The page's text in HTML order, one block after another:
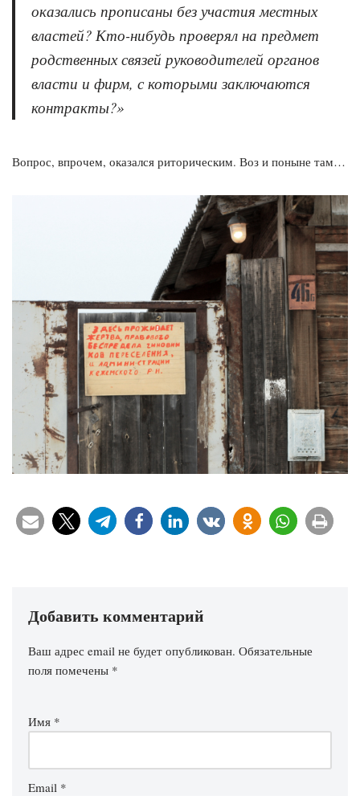
оказались прописаны без участия местных
властей? Кто-нибудь проверял на предмет
родственных связей руководителей органов
власти и фирм, с которыми заключаются
контракты?»
Вопрос, впрочем, оказался риторическим. Воз и поныне там…
Добавить комментарий
Ваш адрес email не будет опубликован. Обязательные
поля помечены *
Имя *
Email *